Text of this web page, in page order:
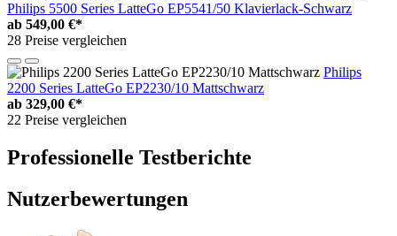
Philips 5500 Series LatteGo EP5541/50 Klavierlack-Schwarz
ab 549,00 €*
28 Preise vergleichen
Philips
2200 Series LatteGo EP2230/10 Mattschwarz
ab 329,00 €*
22 Preise vergleichen
Professionelle Testberichte
Nutzerbewertungen